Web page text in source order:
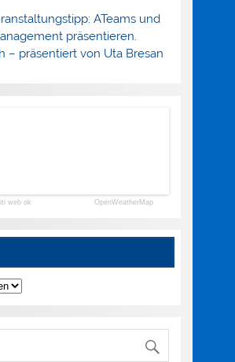
ATeams und
präsentieren.
– präsentiert von Uta Bresan
web ok OpenWeatherMap